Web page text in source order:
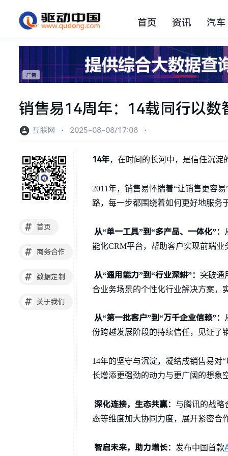
首页 资讯 汽车
销售易14周年：14载同行以
互联网 ⋅ 2025-08-08/17:08 ⋅
# 首页
# 商务合作
# 数据定制
# 关于我们
14年，在时间的长河中，是信任沉淀
2011年，销售易怀揣着“让销售更容
路，每一步都围绕着如何更好地服务
从“单一工具”到“多产品、一体化”：
能化CRM平台，帮助客户实现前端
从“通用能力”到“行业深耕”： 突破通
合业务场景的个性化行业解决方案，
从“第一批客户”到“万千企业信赖”：
份跨越发展阶段的持续信任，见证了
14年的坚守与沉淀，凝结成销售易对
长增添更强劲的动力与更广阔的想象
深化连接，生态共赢：
与腾讯的战略
态等维度加大协同力度，展开紧密合
智启未来，助力增长： 发布中国首款